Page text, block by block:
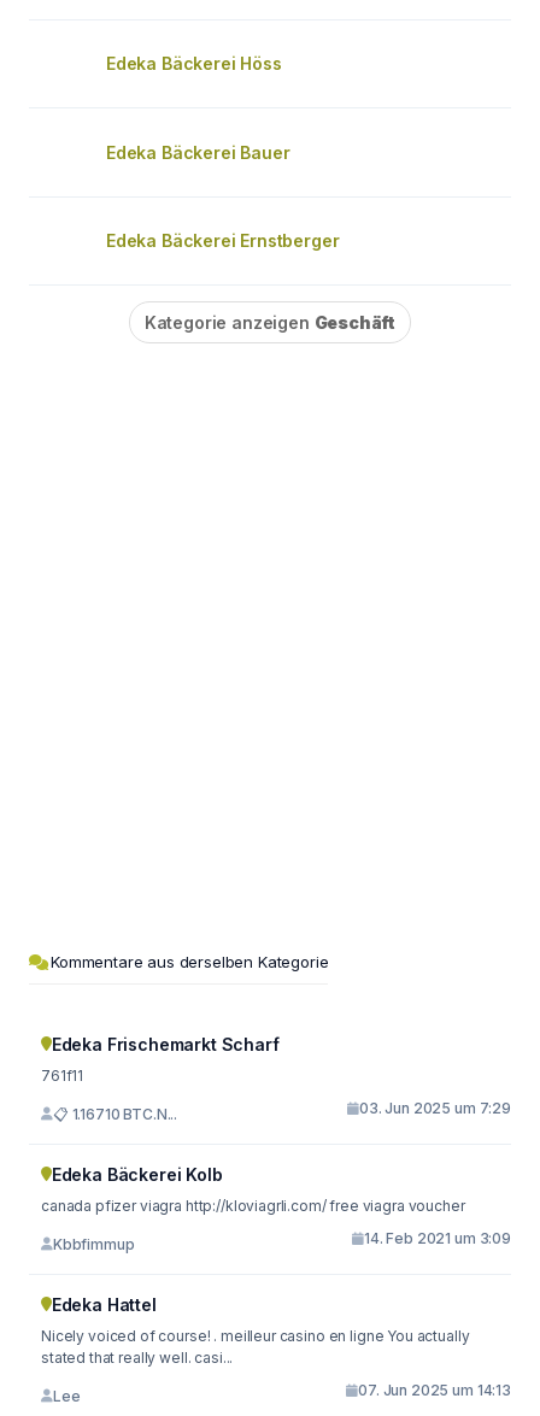
Edeka Bäckerei Höss
Edeka Bäckerei Bauer
Edeka Bäckerei Ernstberger
Kategorie anzeigen Geschäft
Kommentare aus derselben Kategorie
Edeka Frischemarkt Scharf
761f11
📋 1.16710 BTC.N... 03. Jun 2025 um 7:29
Edeka Bäckerei Kolb
canada pfizer viagra http://kloviagrli.com/ free viagra voucher
Kbbfimmup 14. Feb 2021 um 3:09
Edeka Hattel
Nicely voiced of course! . meilleur casino en ligne You actually
stated that really well. casi...
Lee 07. Jun 2025 um 14:13